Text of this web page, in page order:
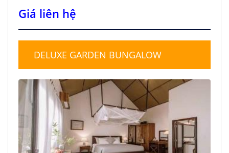
Giá liên hệ
DELUXE GARDEN BUNGALOW